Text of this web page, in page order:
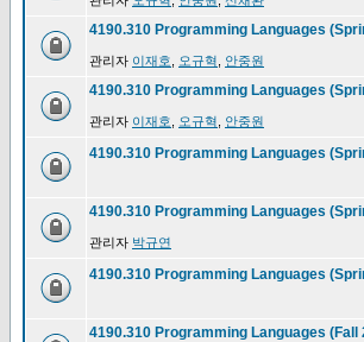
4190.310 Programming Languages
관리자 이재호 오규혁 안중원
4190.310 Programming Languages
관리자 이재호 오규혁 안중원
4190.310 Programming Languages
4190.310 Programming Languages
관리자 박규연
4190.310 Programming Languages
4190.310 Programming Languages (Fall